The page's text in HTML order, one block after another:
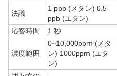
決議
1 ppb (メタン) 0.5
ppb (エタン)
応答時間
1 秒
濃度範囲
0~10,000ppm (メタ
ン) 1000ppm (エタ
ン)